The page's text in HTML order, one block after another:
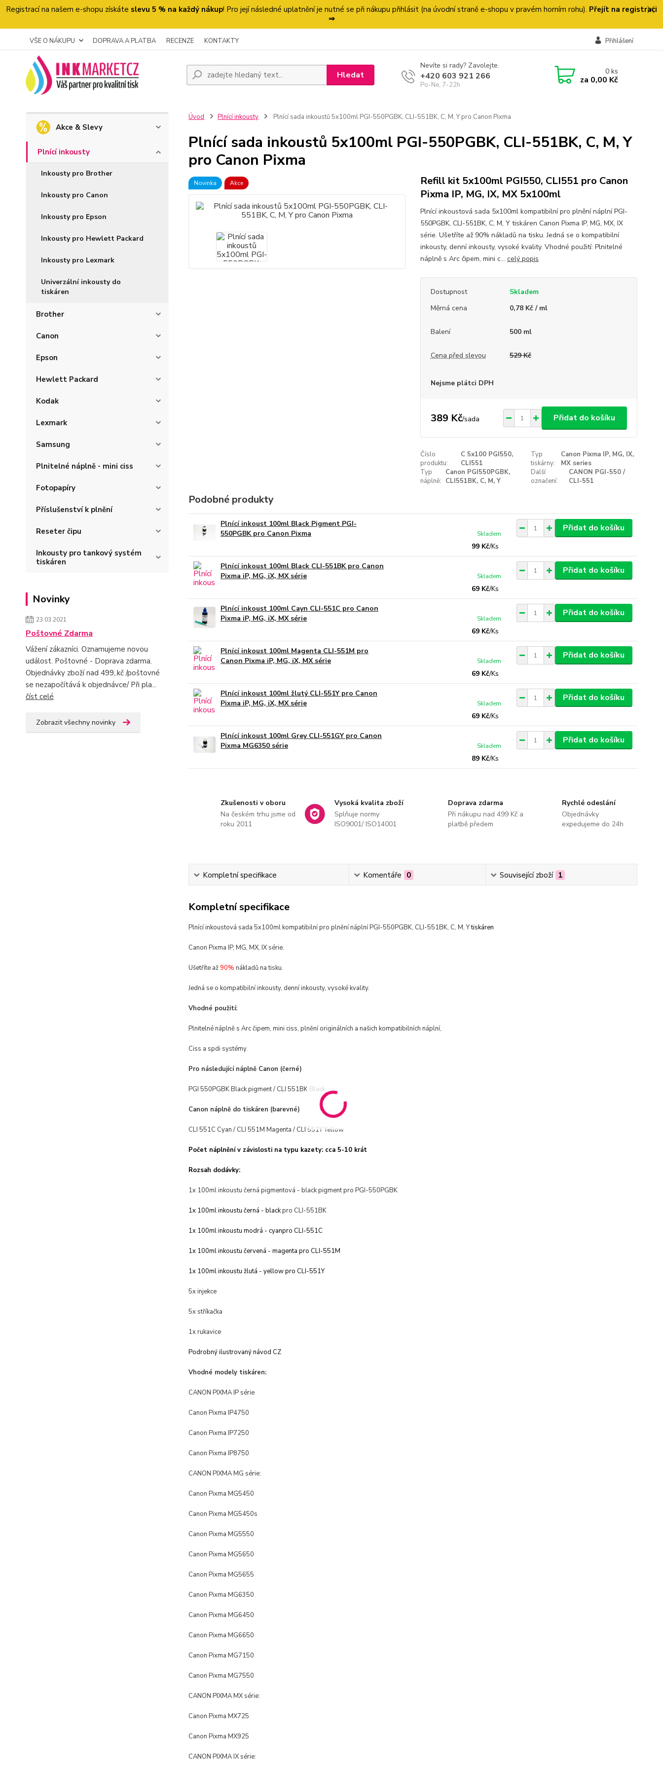
Registrací na našem e-shopu získáte slevu 5 % na každý nákup! Pro její následné uplatnění je nutné se při nákupu přihlásit (na úvodní straně e-shopu v pravém horním rohu). Přejít na registraci
⇒
VŠE O NÁKUPU DOPRAVA A PLATBA RECENZE KONTAKTY Přihlášení
Hledat
Nevíte si rady? Zavolejte.
+420 603 921 266
Po-Ne, 7-22h
0ks
za 0,00 Kč
Akce & Slevy
Plnící inkousty
Inkousty pro Brother
Inkousty pro Canon
Inkousty pro Epson
Inkousty pro Hewlett Packard
Inkousty pro Lexmark
Univerzální inkousty do
tiskáren
Brother
Canon
Epson
Hewlett Packard
Kodak
Lexmark
Samsung
Plnitelné náplně - mini ciss
Fotopapíry
Příslušenství k plnění
Reseter čipu
Inkousty pro tankový systém
tiskáren
Novinky
23.03.2021
Poštovné Zdarma
Vážení zákazníci. Oznamujeme novou
událost. Poštovné - Doprava zdarma.
Objednávky zboží nad 499,.kč /poštovné
se nezapočítává k objednávce/ Při pla...
číst celé
Zobrazit všechny novinky
Úvod Plnící inkousty Plnící sada inkoustů 5x100ml PGI-550PGBK, CLI-551BK, C, M, Y pro Canon Pixma
Plnící sada inkoustů 5x100ml PGI-550PGBK, CLI-551BK, C, M, Y
pro Canon Pixma
Novinka Akce
Refill kit 5x100ml PGI550, CLI551 pro Canon
Pixma IP, MG, IX, MX 5x100ml
Plnící inkoustová sada 5x100ml kompatibilní pro plnění náplní PGI-
550PGBK, CLI-551BK, C, M, Y tiskáren Canon Pixma IP, MG, MX, IX
série. Ušetříte až 90% nákladů na tisku. Jedná se o kompatibilní
inkousty, denní inkousty, vysoké kvality. Vhodné použití: Plnitelné
náplně s Arc čipem, mini c... celý popis
Dostupnost
Skladem
Měrná cena
0,78 Kč / ml
Balení 500 ml
Cena před slevou 529 Kč
Nejsme plátci DPH
389 Kč/sada Přidat do košíku
Číslo
produktu:
C 5x100 PGI550,
CLI551
Typ
tiskárny:
Canon Pixma IP, MG, IX,
MX series
Typ
náplně:
Canon PGI550PGBK,
CLI551BK, C, M, Y
Další
označení:
CANON PGI-550 /
CLI-551
Podobné produkty
Plnící inkoust 100ml Black Pigment PGI-
550PGBK pro Canon Pixma
99 Kč/Ks
Skladem
Přidat do košíku
Plnící inkoust 100ml Black CLI-551BK pro Canon
Pixma iP, MG, iX, MX série
69 Kč/Ks
Skladem
Přidat do košíku
Plnící inkoust 100ml Cayn CLI-551C pro Canon
Pixma iP, MG, iX, MX série
69 Kč/Ks
Skladem
Přidat do košíku
Plnící inkoust 100ml Magenta CLI-551M pro
Canon Pixma iP, MG, iX, MX série
69 Kč/Ks
Skladem
Přidat do košíku
Plnící inkoust 100ml žlutý CLI-551Y pro Canon
Pixma iP, MG, iX, MX série
69 Kč/Ks
Skladem
Přidat do košíku
Plnící inkoust 100ml Grey CLI-551GY pro Canon
Pixma MG6350 série
89 Kč/Ks
Skladem
Přidat do košíku
Zkušenosti v oboru
Na českém trhu jsme od
roku 2011
Vysoká kvalita zboží
Splňuje normy
ISO9001/ ISO14001
Doprava zdarma
Při nákupu nad 499 Kč a
platbě předem
Rychlé odeslání
Objednávky
expedujeme do 24h
Kompletní specifikace Komentáře 0 Související zboží 1
Kompletní specifikace
Plnící inkoustová sada 5x100ml kompatibilní pro plnění náplní PGI-550PGBK, CLI-551BK, C, M, Ytiskáren
Canon Pixma IP, MG, MX, IX série.
Ušetříte až 90% nákladů na tisku.
Jedná se o kompatibilní inkousty, denní inkousty, vysoké kvality.
Vhodné použití:
Plnitelné náplně s Arc čipem, mini ciss, plnění originálních a našich kompatibilních náplní,
Ciss a spdi systémy.
Pro následující náplně Canon (černé)
PGI 550PGBK Black pigment / CLI 551BK Black
Canon náplně do tiskáren (barevné)
CLI 551C Cyan / CLI 551M Magenta / CLI 551Y Yellow
Počet náplnění v závislosti na typu kazety: cca 5-10 krát
Rozsah dodávky:
1x 100ml inkoustu černá pigmentová - black pigment pro PGI-550PGBK
1x 100ml inkoustu černá - blackpro CLI-551BK
1x 100mlinkoustu modrá - cyanpro CLI-551C
1x 100mlinkoustu červená - magenta pro CLI-551M
1x 100mlinkoustu žlutá - yellow pro CLI-551Y
5x injekce
5x stříkačka
1x rukavice
Podrobný ilustrovaný návod CZ
Vhodné modely tiskáren:
CANON PIXMA IP série
Canon Pixma IP4750
Canon Pixma IP7250
Canon Pixma IP8750
CANON PIXMA MG série:
Canon Pixma MG5450
Canon Pixma MG5450s
Canon Pixma MG5550
Canon Pixma MG5650
Canon Pixma MG5655
Canon Pixma MG6350
Canon Pixma MG6450
Canon Pixma MG6650
Canon Pixma MG7150
Canon Pixma MG7550
CANON PIXMA MX série:
Canon Pixma MX725
Canon Pixma MX925
CANON PIXMA IX série: